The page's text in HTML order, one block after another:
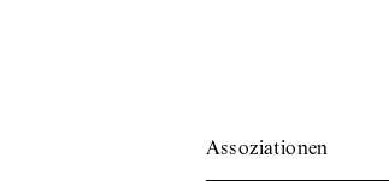
Assoziationen